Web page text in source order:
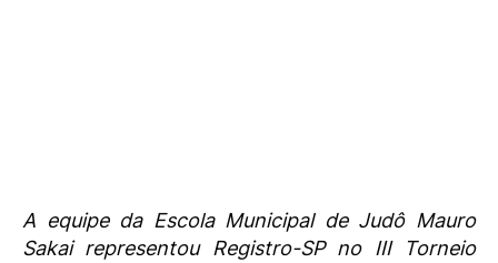
A equipe da Escola Municipal de Judô Mauro
Sakai representou Registro-SP no III Torneio